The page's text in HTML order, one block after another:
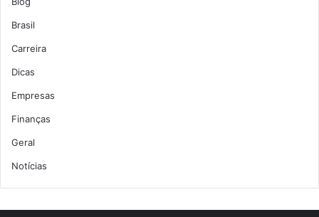
Brasil
Carreira
Dicas
Empresas
Finanças
Geral
Notícias